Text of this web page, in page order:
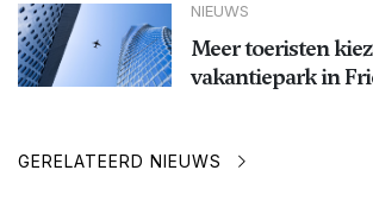
NIEUWS
Meer toeristen
vakantiepark in
GERELATEERD NIEUWS